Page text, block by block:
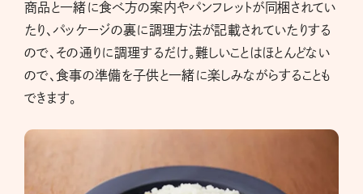
商品と一緒に食べ方の案内やパンフレットが同梱されてい
たり、パッケージの裏に調理方法が記載されていたりする
ので、その通りに調理するだけ。難しいことはほとんどない
ので、食事の準備を子供と一緒に楽しみながらすることも
できます。